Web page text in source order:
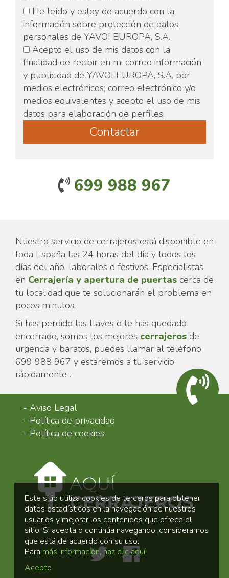
Este sitio utiliza cookies de terceros para obtener
datos estadísticos en la navegación de nuestros
usuarios y mejorar los contenidos que ofrece el
sitio. Si acepta o continúa navegando, consideramos
que está de acuerdo con su uso.
Para más información, haz clic aquí.
Acepto
He leído y estoy de acuerdo con la
información sobre protección de datos
personales de YAVOI EUROPA, S.A.
Acepto el uso de mis datos con la
finalidad de recibir en mi correo información
y publicidad de YAVOI EUROPA, S.A. por
medios electrónicos; correo electrónico y/o
medios equivalentes y acepto el uso de mis
datos para elaboración de perfiles.
699 988 967
Nuestro servicio de cerrajeros está disponible en
toda España las 24 horas del día y todos los
días del año, laborales o festivos. Especialistas
en Cerrajería y apertura de puertas cerca de
tu localidad que te solucionarán el problema en
pocos minutos.
Si has perdido las llaves o te has quedado
encerrado, somos los mejores cerrajeros de
urgencia y baratos, puedes llamar al teléfono
699 988 967 y estaremos a tu servicio
rápidamente .
- Aviso Legal
- Política de privacidad
- Política de cookies